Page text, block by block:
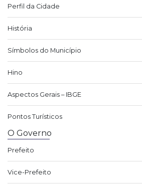
Perfil da Cidade
História
Símbolos do Município
Hino
Aspectos Gerais – IBGE
Pontos Turísticos
O Governo
Prefeito
Vice-Prefeito